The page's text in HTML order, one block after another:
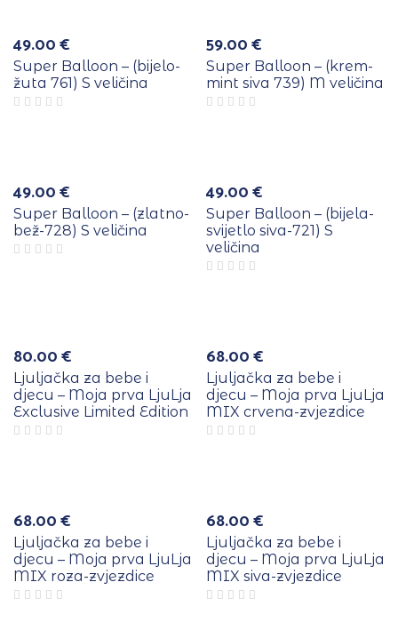
49.00€
Super Balloon – (bijelo-
žuta 761) S veličina
59.00€
Super Balloon – (krem-
mint siva 739) M veličina
49.00€
Super Balloon – (zlatno-
bež-728) S veličina
49.00€
Super Balloon – (bijela-
svijetlo siva-721) S
veličina
80.00€
Ljuljačka za bebe i
djecu – Moja prva LjuLja
Exclusive Limited Edition
68.00€
Ljuljačka za bebe i
djecu – Moja prva LjuLja
MIX crvena-zvjezdice
68.00€
Ljuljačka za bebe i
djecu – Moja prva LjuLja
MIX roza-zvjezdice
68.00€
Ljuljačka za bebe i
djecu – Moja prva LjuLja
MIX siva-zvjezdice